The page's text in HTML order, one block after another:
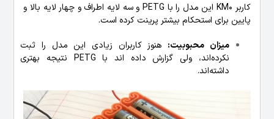
کاربر KM0 این مدل را با PETG و سه لایه اطراف و چهار لایه بالا و
پایین برای استحکام بیشتر پرینت کرده است.
میزان محبوبیت: هنوز کاربران زیادی این مدل را ثبت
نکرده‌اند، ولی گزارش داده اند با PETG نتیجه بهتری
داشته‌اند.